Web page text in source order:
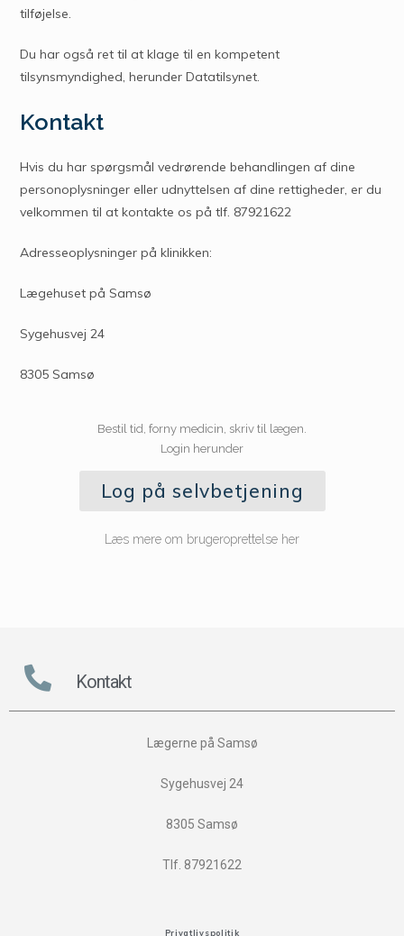
tilføjelse.
Du har også ret til at klage til en kompetent
tilsynsmyndighed, herunder Datatilsynet.
Kontakt
Hvis du har spørgsmål vedrørende behandlingen af dine
personoplysninger eller udnyttelsen af dine rettigheder, er du
velkommen til at kontakte os på tlf. 87921622
Adresseoplysninger på klinikken:
Lægehuset på Samsø
Sygehusvej 24
8305 Samsø
Bestil tid, forny medicin, skriv til lægen.
Login herunder
Log på selvbetjening
Læs mere om brugeroprettelse her
Kontakt
Lægerne på Samsø
Sygehusvej 24
8305 Samsø
Tlf. 87921622
Privatlivspolitik